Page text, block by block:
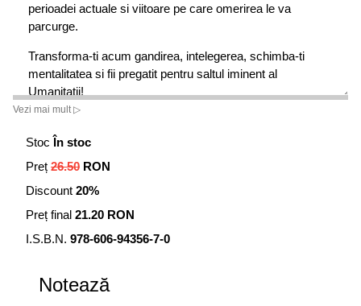
perioadei actuale si viitoare pe care omerirea le va
parcurge.
Transforma-ti acum gandirea, intelegerea, schimba-ti
mentalitatea si fii pregatit pentru saltul iminent al
Umanitatii!
cei care trebuie sa luati foarte in serios viitorul inevitabil al
Echipa de monitorizarea a evolutiei planetei Pamant.
Cartile din Ciclul Etapa Constientizarii, respectiv: Incotro,
Directia, Desprinderea, Acum si Obiectivul, au rol de
modului cum trebuie interpretat subiectul respectiv. Desi
Vezi mai mult ▷
Stoc În stoc
Preț 26.50 RON
Discount 20%
Preț final 21.20 RON
I.S.B.N. 978-606-94356-7-0
Notează